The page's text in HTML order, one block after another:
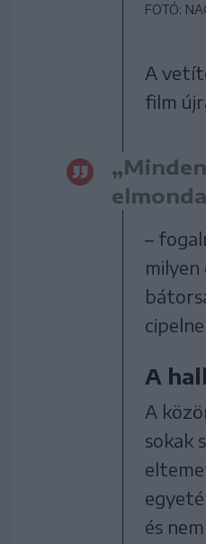
FOTÓ:
A
film
–
A
A
sokak
és